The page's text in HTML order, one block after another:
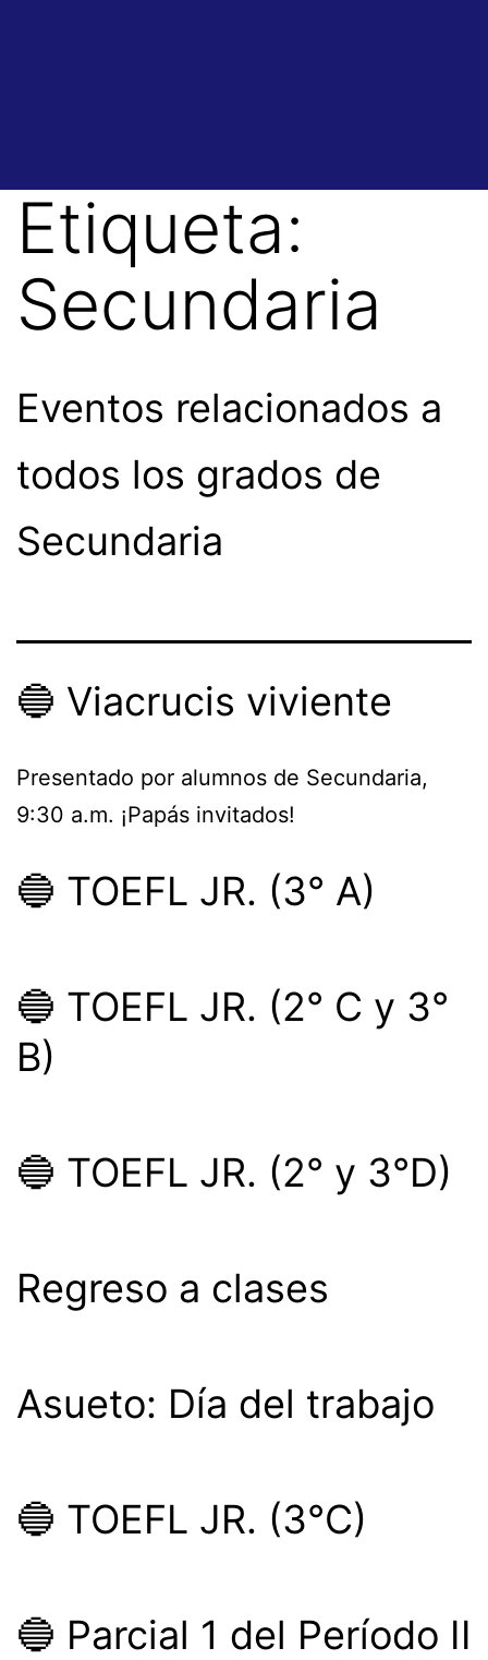
Etiqueta:
Secundaria
Eventos relacionados a
todos los grados de
Secundaria
🔵 Viacrucis viviente
Presentado por alumnos de Secundaria,
9:30 a.m. ¡Papás invitados!
🔵 TOEFL JR. (3° A)
🔵 TOEFL JR. (2° C y 3°
B)
🔵 TOEFL JR. (2° y 3°D)
Regreso a clases
Asueto: Día del trabajo
🔵 TOEFL JR. (3°C)
🔵 Parcial 1 del Período II